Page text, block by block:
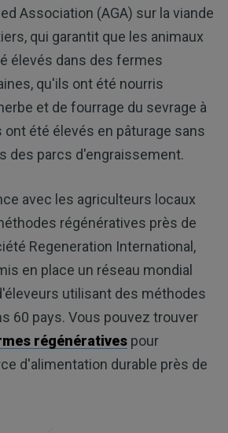
Association (AGA) sur la viande
qui garantit que les animaux
élevés dans des fermes
qu'ils ont été nourris
et de fourrage du sevrage à
ont été élevés en pâturage sans
des parcs d'engraissement.
avec les agriculteurs locaux
régénératives près de
Regeneration International,
en place un réseau mondial
utilisant des méthodes
60 pays. Vous pouvez trouver
régénérativespour
d'alimentation durable près de